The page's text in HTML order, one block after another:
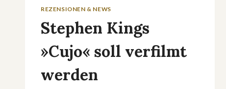
REZENSIONEN & NEWS
Stephen Kings
»Cujo« soll verfilmt
werden